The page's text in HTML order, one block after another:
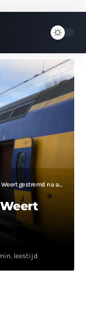
gestremd na aanrijding
leestijd